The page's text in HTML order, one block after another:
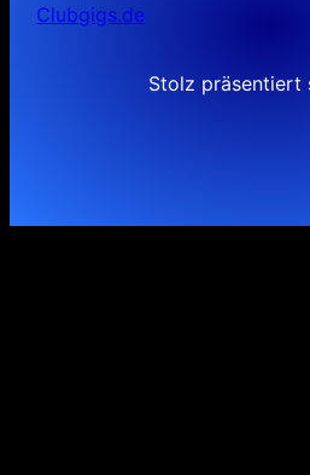
Clubgigs.de
Stolz präsentiert